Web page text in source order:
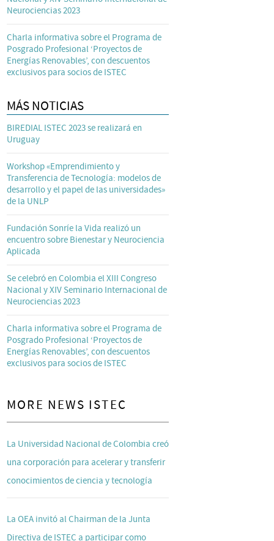
Neurociencias 2023
Charla informativa sobre el Programa de
Posgrado Profesional ‘Proyectos de
Energías Renovables’, con descuentos
exclusivos para socios de ISTEC
MÁS NOTICIAS
BIREDIAL ISTEC 2023 se realizará en
Uruguay
Workshop «Emprendimiento y
Transferencia de Tecnología: modelos de
desarrollo y el papel de las universidades»
de la UNLP
Fundación Sonríe la Vida realizó un
encuentro sobre Bienestar y Neurociencia
Aplicada
Se celebró en Colombia el XIII Congreso
Nacional y XIV Seminario Internacional de
Neurociencias 2023
Charla informativa sobre el Programa de
Posgrado Profesional ‘Proyectos de
Energías Renovables’, con descuentos
exclusivos para socios de ISTEC
MORE NEWS ISTEC
La Universidad Nacional de Colombia creó
una corporación para acelerar y transferir
conocimientos de ciencia y tecnología
La OEA invitó al Chairman de la Junta
Directiva de ISTEC a participar como